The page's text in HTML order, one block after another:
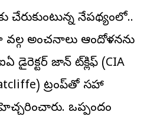
చేరుకుంటున్న నేపథ్యంలో..
అంచనాలు ఆందోళనను
డైరెక్టర్‌ జాన్‌ రాట్‌క్లిఫ్‌ (CIA
ట్రంప్‌తో సహా
ఒప్పందం